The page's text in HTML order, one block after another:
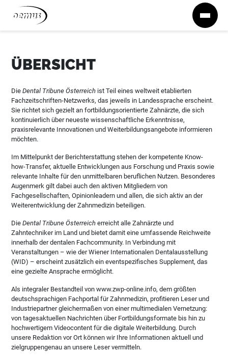
Zum Inhalt springen
ÜBERSICHT
DieDental Tribune Österreich ist Teil eines weltweit etablierten
Fachzeitschriften-Netzwerks, das jeweils in Landessprache erscheint.
Sie richtet sich gezielt an fortbildungsorientierte Zahnärzte, die sich
kontinuierlich über neueste wissenschaftliche Erkenntnisse,
praxisrelevante Innovationen und Weiterbildungsangebote informieren
möchten.
Im Mittelpunkt der Berichterstattung stehen der kompetente Know-
how-Transfer, aktuelle Entwicklungen aus Forschung und Praxis sowie
relevante Inhalte für den unmittelbaren beruflichen Nutzen. Besonderes
Augenmerk gilt dabei auch den aktiven Mitgliedern von
Fachgesellschaften, Opinionleadern und allen, die sich aktiv an der
Weiterentwicklung der Zahnmedizin beteiligen.
DieDental Tribune Österreich erreicht alle Zahnärzte und
Zahntechniker im Land und bietet damit eine umfassende Reichweite
innerhalb der dentalen Fachcommunity. In Verbindung mit
Veranstaltungen – wie der Wiener Internationalen Dentalausstellung
(WID) – erscheint zusätzlich ein eventspezifisches Supplement, das
eine gezielte Ansprache ermöglicht.
Als integraler Bestandteil von www.zwp-online.info, dem größten
deutschsprachigen Fachportal für Zahnmedizin, profitieren Leser und
Industriepartner gleichermaßen von einer multimedialen Vernetzung:
von tagesaktuellen Nachrichten über Fortbildungsformate bis hin zu
hochwertigem Videocontent für die digitale Weiterbildung. Durch
unsere Redaktion vor Ort können wir Ihre Informationen aktuell und
zielgruppengenau an unsere Leser vermitteln.